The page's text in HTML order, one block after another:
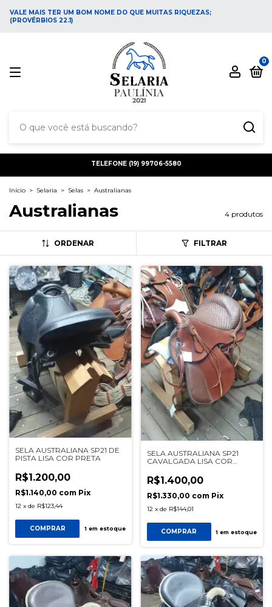
VALE MAIS TER UM BOM NOME DO QUE MUITAS RIQUEZAS;
(PROVÉRBIOS 22.1)
0
TELEFONE (19) 99706-5580
Início > Selaria > Selas > Australianas
Australianas 4 produtos
ORDENAR FILTRAR
SELA AUSTRALIANA SP21 DE
PISTA LISA COR PRETA
R$1.200,00
R$1.140,00 com Pix
12 x de R$123,44
COMPRAR 1em estoque
SELA AUSTRALIANA SP21
CAVALGADA LISA COR
R$1.400,00
R$1.330,00 com Pix
12 x de R$144,01
COMPRAR 1 em estoque